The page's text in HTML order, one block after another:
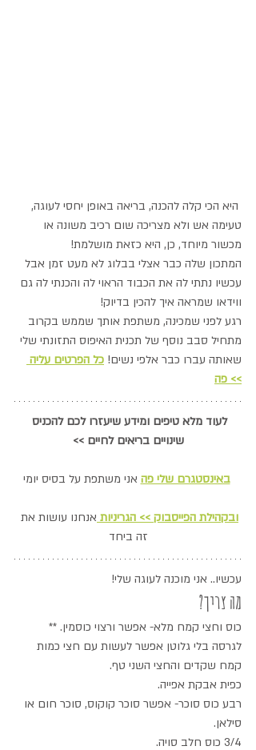
היא הכי קלה להכנה, בריאה באופן יחסי לעוגה,
טעימה אש ולא מצריכה שום רכיב משונה או
מכשור מיוחד, כן, היא כזאת מושלמת!
המתכון שלה כבר אצלי בבלוג לא מעט זמן אבל
עכשיו נתתי לה את הכבוד הראוי לה והכנתי לה גם
ווידאו שמראה איך להכין בדיוק!
רגע לפני שמכינה, משתפת אותך שממש בקרוב
מתחיל סבב נוסף של תכנית האיפוס התזונתי שלי
שאותה עברו כבר אלפי נשים! כל הפרטים עליה
>> פה
לעוד מלא טיפים ומידע שיעזרו לכם להכניס
שינויים בריאים לחיים >>
באינסטגרם שלי פה אני משתפת על בסיס יומי
ובקהילת הפייסבוק >> הגריניות אנחנו עושות את
זה ביחד
עכשיו.. אני מוכנה לעוגה שלי!
מה צריך?
כוס וחצי קמח מלא- אפשר ורצוי כוסמין. **
לגרסה בלי גלוטן אפשר לעשות עם חצי כמות
קמח שקדים והחצי השני טף.
כפית אבקת אפייה.
רבע כוס סוכר- אפשר סוכר קוקוס, סוכר חום או
סילאן.
3/4 כוס חלב סויה.